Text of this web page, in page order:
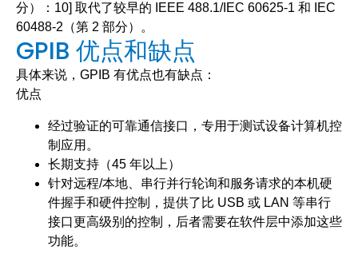
分）：10] 取代了较早的 IEEE 488.1/IEC 60625-1 和 IEC
60488-2（第 2 部分）。
GPIB 优点和缺点
具体来说，GPIB 有优点也有缺点：
优点
经过验证的可靠通信接口，专用于测试设备计算机控
制应用。
长期支持（45 年以上）
针对远程/本地、串行并行轮询和服务请求的本机硬
件握手和硬件控制，提供了比 USB 或 LAN 等串行
接口更高级别的控制，后者需要在软件层中添加这些
功能。